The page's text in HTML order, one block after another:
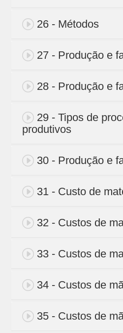
26 - Métodos
27 - Produção e
28 - Produção e
29 - Tipos de
produtivos
30 - Produção e
31 - Custo de
32 - Custos de
33 - Custos de
34 - Custos de
35 - Custos de